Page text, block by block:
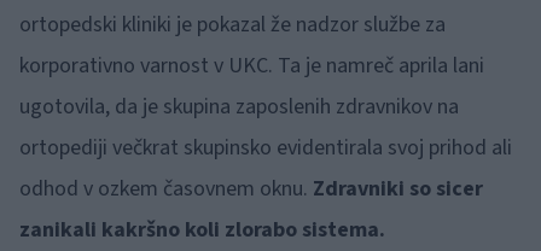
ortopedski kliniki je pokazal že nadzor službe za
korporativno varnost v UKC. Ta je namreč aprila lani
ugotovila, da je skupina zaposlenih zdravnikov na
ortopediji večkrat skupinsko evidentirala svoj prihod ali
odhod v ozkem časovnem oknu. Zdravniki so sicer
zanikali kakršno koli zlorabo sistema.